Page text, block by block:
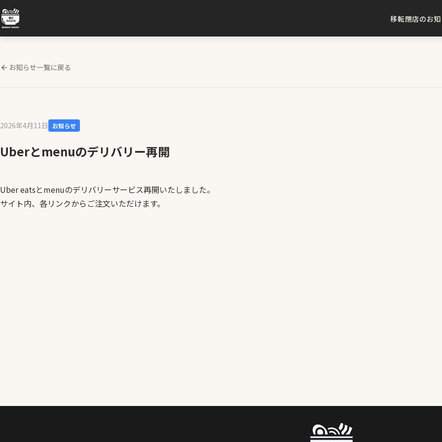
移転閉店のお
お知らせ一覧に戻る
2026年4月11日 お知らせ
Uberとmenuのデリバリー再開
Uber eatsとmenuのデリバリーサービス再開いたしました。
サイト内、各リンクからご注文いただけます。